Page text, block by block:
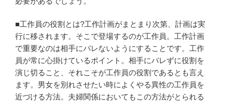
■工作員の役割とは?工作計画がまとまり次第、計画は実
行に移されます。そこで登場するのが工作員。工作計画
で重要なのは相手にバレないようにすることです。工作
員が常に心掛けているポイント。相手にバレずに役割を
演じ切ること、それこそが工作員の役割であるとも言え
ます。男女を別れさせたい時によくやる異性の工作員を
近づける方法。夫婦関係においてもこの方法がとられる